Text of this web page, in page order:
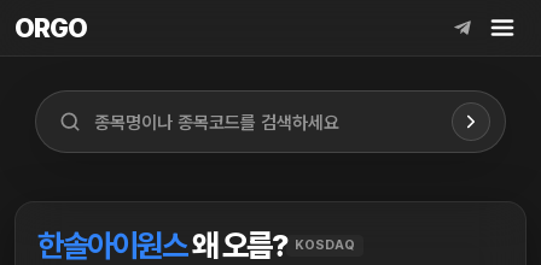
ORGO
ORGO
한솔아이원스왜 오름? KOSDAQ